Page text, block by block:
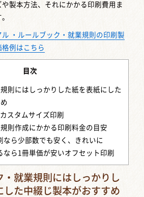
製本方法、それにかかる印刷費用ま
・ルールブック・就業規則の印刷製
例はこちら
目次
則にはしっかりした紙を表紙にした
スタムサイズ印刷
則作成にかかる印刷料金の目安
なら少部数でも安く、きれいに
なら1冊単価が安いオフセット印刷
・就業規則にはしっかりし
した中綴じ製本がおすすめ